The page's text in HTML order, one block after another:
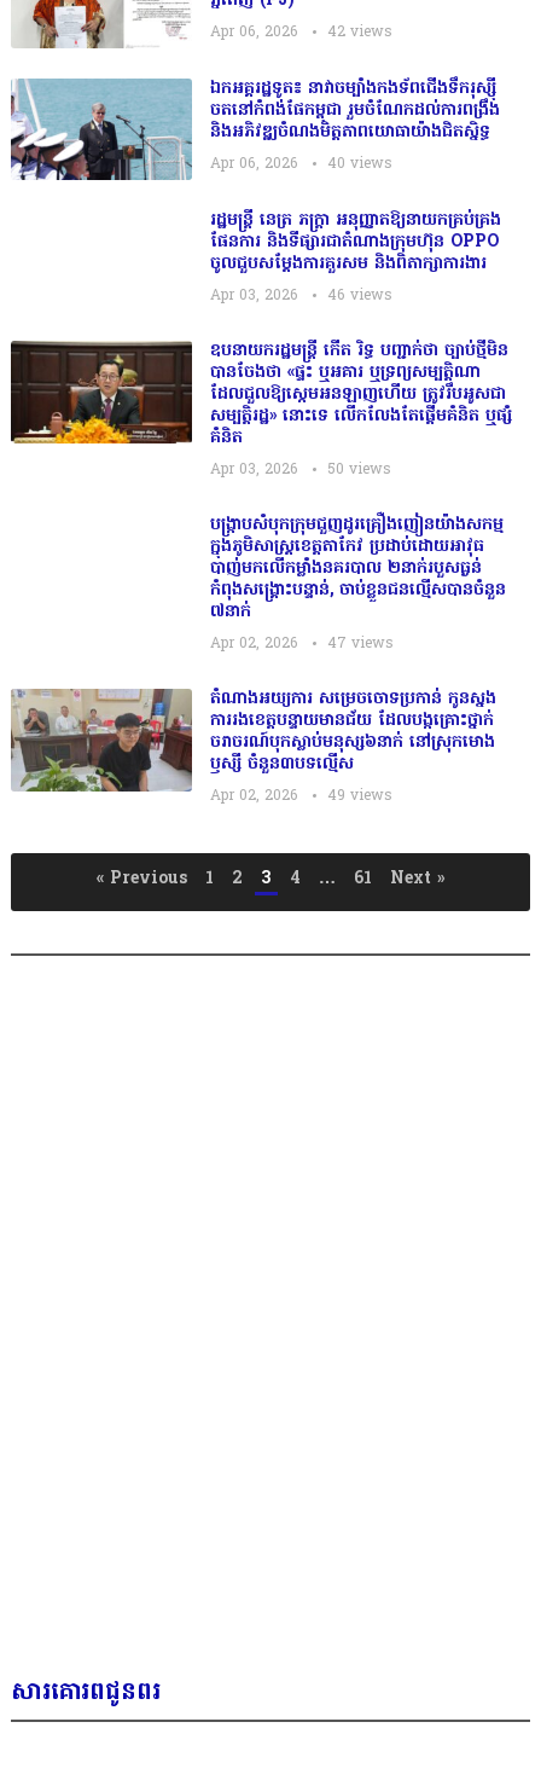
Apr 06, 2026 42views
ឯកអគ្គរដ្ឋទូត៖ នាវាចម្បាំងកងទ័ពជើងទឹករុស្ស៉ី
ចតនៅកំពង់ផែកម្ពុជា រួមចំណែកដល់ការពង្រឹង
និងអភិវឌ្ឍចំណងមិត្តភាពយោធាយ៉ាងជិតស្និទ្ធ
Apr 06, 2026 40 views
រដ្ឋមន្ត្រី នេត្រ ភក្ត្រា អនុញ្ញាតឱ្យនាយកគ្រប់គ្រង
ផែនការ និងទីផ្សារជាតំណាងក្រុមហ៊ុន OPPO
ចូលជួបសម្ដែងការគួរសម និងពិភាក្សាការងារ
Apr 03, 2026 46 views
ឧបនាយករដ្ឋមន្រ្តី កើត រិទ្ធ បញ្ជាក់ថា ច្បាប់ថ្មីមិន
បានចែងថា «ផ្ទះ ឬអគារ ឬទ្រព្យសម្បត្តិណា
ដែលជួលឱ្យស្កេមអនឡាញហើយ ត្រូវរឹបអូសជា
សម្បត្តិរដ្ឋ» នោះទេ លើកលែងតែផ្តើមគំនិត ឬផ្សំ
គំនិត
Apr 03, 2026 50 views
បង្ក្រាបសំបុកក្រុមជួញដូរគ្រឿងញៀនយ៉ាងសកម្ម
ក្នុងភូមិសាស្ត្រខេត្តតាកែវ ប្រដាប់ដោយអាវុធ
បាញ់មកលើកម្លាំងនគរបាល ២នាក់របួសធ្ងន់
កំពុងសង្គ្រោះបន្ទាន់, ចាប់ខ្លួនជនល្មើសបានចំនួន
៧នាក់
Apr 02, 2026 47 views
តំណាងអយ្យការ សម្រេចចោទប្រកាន់ កូនស្នង
ការរងខេត្តបន្ទាយមានជ័យ ដែលបង្កគ្រោះថ្នាក់
ចរាចរណ៍បុកស្លាប់មនុស្ស៦នាក់ នៅស្រុកមោង
ឫស្សី ចំនួន៣បទល្មើស
Apr 02, 2026 49 views
« Previous 1 2 3 4 … 61 Next »
សារគោរពជូនពរ